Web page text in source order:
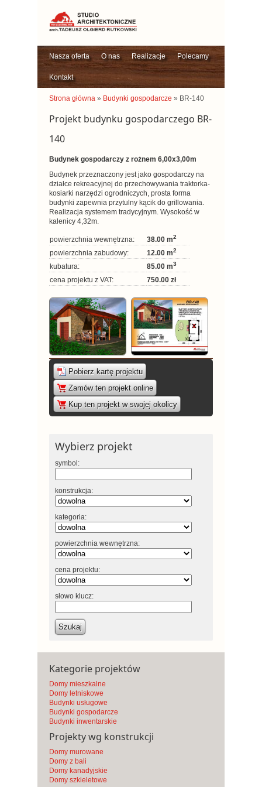
Nasza oferta O nas Realizacje Polecamy
Kontakt
Strona główna » Budynki gospodarcze » BR-140
Projekt budynku gospodarczego BR-
140
Budynek gospodarczy z rożnem 6,00x3,00m
Budynek przeznaczony jest jako gospodarczy na
działce rekreacyjnej do przechowywania traktorka-
kosiarki narzędzi ogrodniczych, prosta forma
budynki zapewnia przytulny kącik do grillowania.
Realizacja systemem tradycyjnym. Wysokość w
kalenicy 4,32m.
powierzchnia wewnętrzna: 38.00 m2
powierzchnia zabudowy: 12.00 m2
kubatura: 85.00 m3
cena projektu z VAT: 750.00 zł
Pobierz kartę projektu
Zamów ten projekt online
Kup ten projekt w swojej okolicy
Wybierz projekt
symbol:
konstrukcja:
kategoria:
powierzchnia wewnętrzna:
cena projektu:
słowo klucz:
Szukaj
Kategorie projektów
Domy mieszkalne
Domy letniskowe
Budynki usługowe
Budynki gospodarcze
Budynki inwentarskie
Projekty wg konstrukcji
Domy murowane
Domy z bali
Domy kanadyjskie
Domy szkieletowe